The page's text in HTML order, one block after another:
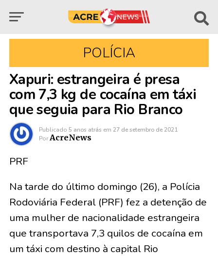
POLÍCIA
Xapuri: estrangeira é presa
com 7,3 kg de cocaína em táxi
que seguia para Rio Branco
Publicado 5 anos atrás em 27 de setembro de 2021
Por AcreNews
PRF
Na tarde do último domingo (26), a Polícia
Rodoviária Federal (PRF) fez a detenção de
uma mulher de nacionalidade estrangeira
que transportava 7,3 quilos de cocaína em
um táxi com destino à capital Rio